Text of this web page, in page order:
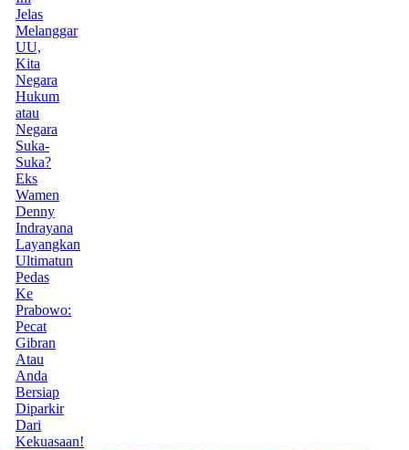
Jelas
Melanggar
UU,
Kita
Negara
Hukum
atau
Negara
Suka-
Suka?
Eks
Wamen
Denny
Indrayana
Layangkan
Ultimatun
Pedas
Ke
Prabowo:
Pecat
Gibran
Atau
Anda
Bersiap
Diparkir
Dari
Kekuasaan!